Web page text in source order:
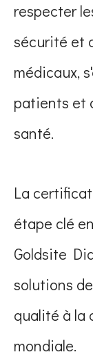
respecter
sécurité et
médicaux,
patients et
santé.
La
étape clé
Goldsite
solutions
qualité à la
mondiale.